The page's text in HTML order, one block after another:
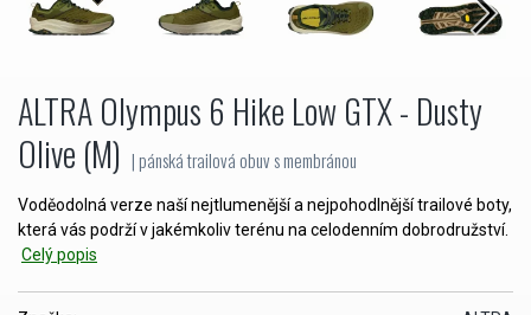
ALTRA Olympus 6 Hike Low GTX - Dusty
Olive (M) | pánská trailová obuv s membránou
Voděodolná verze naší nejtlumenější a nejpohodlnější trailové boty,
která vás podrží v jakémkoliv terénu na celodenním dobrodružství.
Celý popis